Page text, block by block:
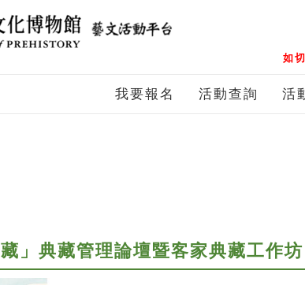
如
我要報名 活動查詢 活
」典藏管理論壇暨客家典藏工作坊